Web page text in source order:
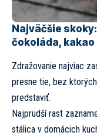
Najväčšie
čokoláda, kakao
Zdražovanie najviac
presne tie, bez
predstaviť.
Najprudší rast
stálica v domácich